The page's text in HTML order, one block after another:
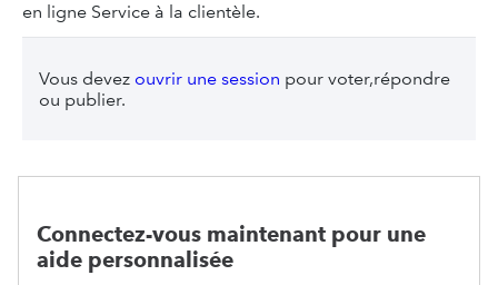
en ligne Service à la clientèle.
Vous devez ouvrir une session pour voter,répondre
ou publier.
Connectez-vous maintenant pour une
aide personnalisée